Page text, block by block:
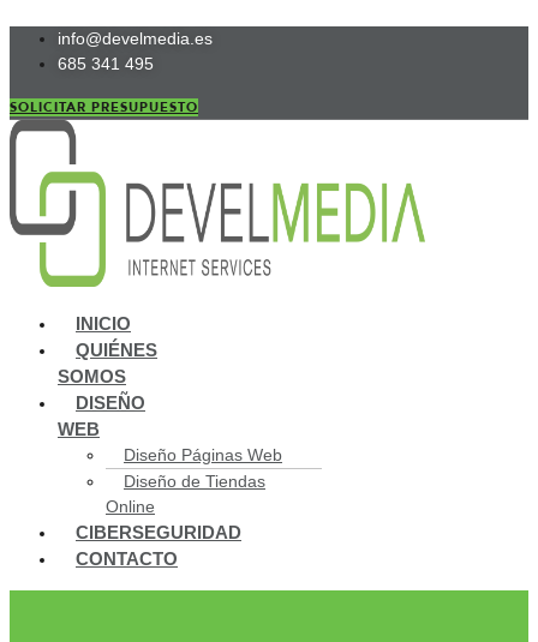
contenido
info@develmedia.es
685 341 495
SOLICITAR PRESUPUESTO
Main
Menu
INICIO
QUIÉNES
SOMOS
DISEÑO
WEB
Diseño Páginas Web
Diseño de Tiendas
Online
CIBERSEGURIDAD
CONTACTO